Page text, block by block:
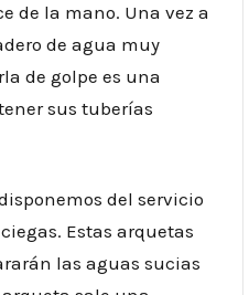
de la mano. Una vez a
de agua muy
de golpe es una
sus tuberías
del servicio
Estas arquetas
las aguas sucias